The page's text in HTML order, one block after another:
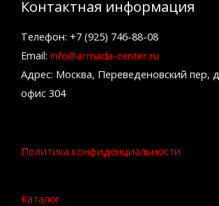
Контактная информация
Телефон: +7 (925) 746-88-08
Email: info@armada-center.ru
Адрес: Москва, Переведеновский пер,
офис 304
Политика конфиденциальности
Каталог